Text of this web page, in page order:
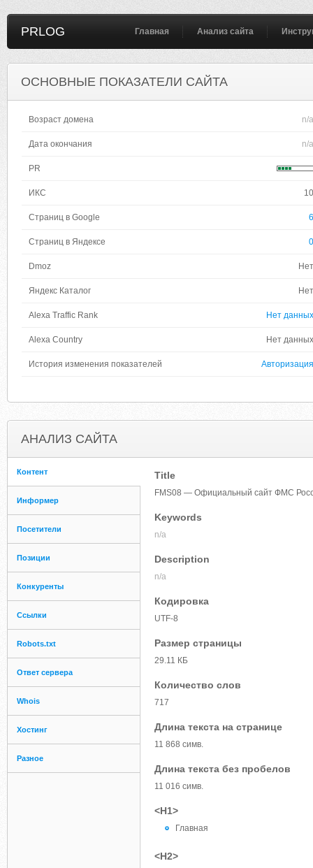
PRLOG Главная Анализ сайта
ОСНОВНЫЕ ПОКАЗАТЕЛИ САЙТА
Возраст домена n/a
Дата окончания n/a
PR
ИКС 10
Страниц в Google 6
Страниц в Яндексе 0
Dmoz Нет
Яндекс Каталог Нет
Alexa Traffic Rank Нет данных
Alexa Country Нет данных
История изменения показателей Авторизация
АНАЛИЗ САЙТА
Контент
Информер
Посетители
Позиции
Конкуренты
Ссылки
Robots.txt
Ответ сервера
Whois
Хостинг
Разное
Title
FMS08 — Официальный сайт ФМС
Keywords
n/a
Description
n/a
Кодировка
UTF-8
Размер страницы
29.11 КБ
Количество слов
717
Длина текста на странице
11 868 симв.
Длина текста без пробелов
11 016 симв.
<H1>
Главная
<H2>